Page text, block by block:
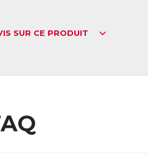
SUR CE PRODUIT